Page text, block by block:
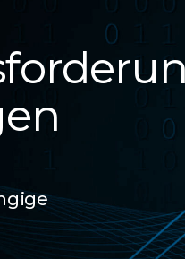
Canada (English)
Canada (Français)
Deutschland (Deutsch)
España (Español)